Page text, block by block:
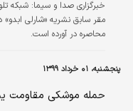
خبرگزاری صدا و سیما: شبکه
مقر سابق نشریه «شارلی
محاصره در آورده است.
پنجشنبه، ۰۱ خرداد ۱۳۹۹
حمله موشکی مقاومت